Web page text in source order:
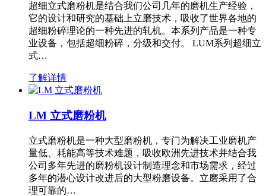
超细立式磨粉机是结合我们公司几年的磨机生产经验，
它的设计和研究的基础上立磨技术，吸收了世界各地的
超细粉碎理论的一种先进的轧机。本系列产品是一种专
业设备，包括超细粉碎，分级和交付。 LUM系列超细立
式…
了解详情
LM 立式磨粉机
立式磨粉机是一种大型磨粉机，专门为解决工业磨机产
量低、耗能高等技术难题，吸收欧洲先进技术并结合我
公司多年先进的磨粉机设计制造理念和市场需求，经过
多年的潜心设计改进后的大型粉磨设备。立磨采用了合
理可靠的…